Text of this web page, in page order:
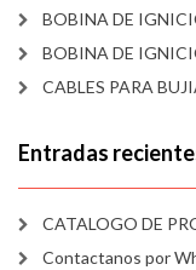
BOBINA DE
BOBINA DE
CABLES PARA
Entradas
CATALOGO DE
Contactanos por